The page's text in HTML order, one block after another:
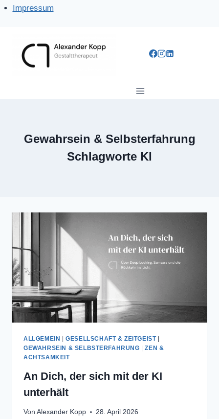
Impressum
springen
Gewahrsein & Selbsterfahrung
Schlagworte KI
ALLGEMEIN |GESELLSCHAFT & ZEITGEIST|
GEWAHRSEIN & SELBSTERFAHRUNG |ZEN &
ACHTSAMKEIT
An Dich, der sich mit der KI
unterhält
Von Alexander Kopp 28. April 2026